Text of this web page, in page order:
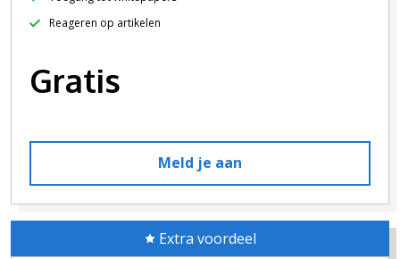
Reageren op artikelen
Gratis
Meld je aan
Extra voordeel